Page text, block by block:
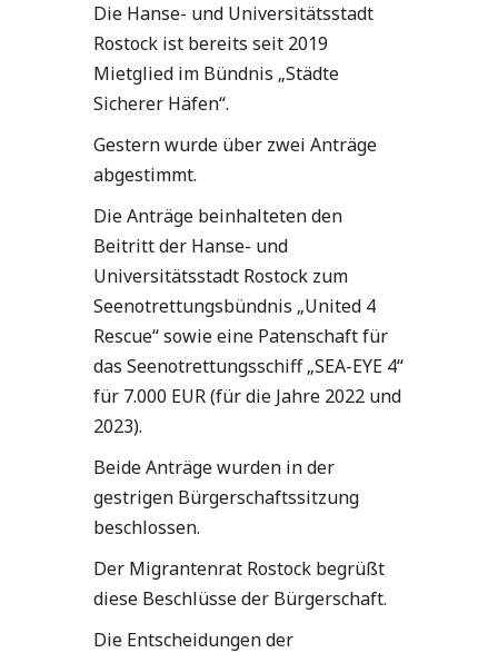
Die Hanse- und Universitätsstadt
Rostock ist bereits seit 2019
Mietglied im Bündnis „Städte
Sicherer Häfen“.
Gestern wurde über zwei Anträge
abgestimmt.
Die Anträge beinhalteten den
Beitritt der Hanse- und
Universitätsstadt Rostock zum
Seenotrettungsbündnis „United 4
Rescue“ sowie eine Patenschaft für
das Seenotrettungsschiff „SEA-EYE 4“
für 7.000 EUR (für die Jahre 2022 und
2023).
Beide Anträge wurden in der
gestrigen Bürgerschaftssitzung
beschlossen.
Der Migrantenrat Rostock begrüßt
diese Beschlüsse der Bürgerschaft.
Die Entscheidungen der